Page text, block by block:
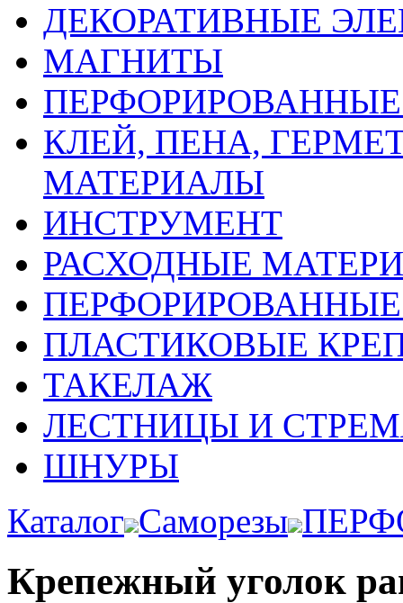
ДЕКОРАТИВНЫЕ
МАГНИТЫ
КЛЕЙ, ПЕНА,
МАТЕРИАЛЫ
ИНСТРУМЕНТ
РАСХОДНЫЕ
ПЛАСТИКОВЫЕ
ТАКЕЛАЖ
ЛЕСТНИЦЫ И
ШНУРЫ
Каталог Саморезы
Крепежный уголок